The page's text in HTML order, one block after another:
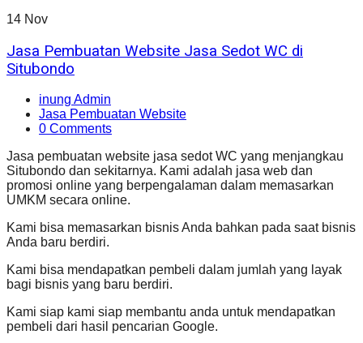
14 Nov
Jasa Pembuatan Website Jasa Sedot WC di
Situbondo
inung Admin
Jasa Pembuatan Website
0 Comments
Jasa pembuatan website jasa sedot WC yang menjangkau
Situbondo dan sekitarnya. Kami adalah jasa web dan
promosi online yang berpengalaman dalam memasarkan
UMKM secara online.
Kami bisa memasarkan bisnis Anda bahkan pada saat bisnis
Anda baru berdiri.
Kami bisa mendapatkan pembeli dalam jumlah yang layak
bagi bisnis yang baru berdiri.
Kami siap kami siap membantu anda untuk mendapatkan
pembeli dari hasil pencarian Google.